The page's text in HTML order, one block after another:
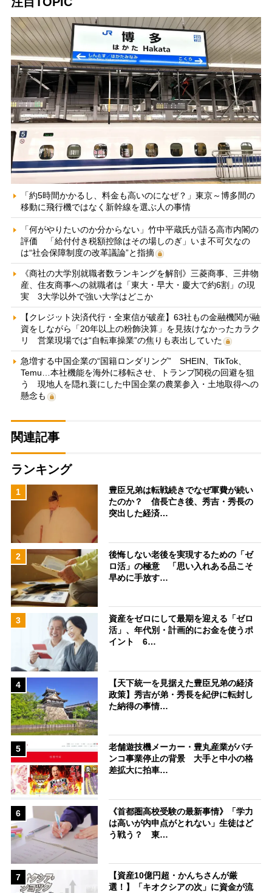
「約5時間かかるし、料金も高いのになぜ？」東京～博多間の
移動に飛行機ではなく新幹線を選ぶ人の事情
「何がやりたいのか分からない」竹中平蔵氏が語る高市内閣の
評価 「給付付き税額控除はその場しのぎ」いま不可欠なの
は“社会保障制度の改革議論”と指摘
《商社の大学別就職者数ランキングを解剖》三菱商事、三井物
産、住友商事への就職者は「東大・早大・慶大で約6割」の現
実 3大学以外で強い大学はどこか
【クレジット決済代行・全東信が破産】63社もの金融機関が融
資をしながら「20年以上の粉飾決算」を見抜けなかったカラク
リ 営業現場では“自転車操業”の焦りも表出していた
急増する中国企業の“国籍ロンダリング” SHEIN、TikTok、
Temu…本社機能を海外に移転させ、トランプ関税の回避を狙
う 現地人を隠れ蓑にした中国企業の農業参入・土地取得への
懸念も
関連記事
ランキング
1
豊臣兄弟は転戦続きでなぜ軍費が続い
たのか？ 信長亡き後、秀吉・秀長の
突出した経済…
2
後悔しない老後を実現するための「ゼ
ロ活」の極意 「思い入れある品こそ
早めに手放す…
3
資産をゼロにして最期を迎える「ゼロ
活」、年代別・計画的にお金を使うポ
イント 6…
4
【天下統一を見据えた豊臣兄弟の経済
政策】秀吉が弟・秀長を紀伊に転封し
た納得の事情…
5
老舗遊技機メーカー・豊丸産業がパチ
ンコ事業停止の背景 大手と中小の格
差拡大に拍車…
6
《首都圏高校受験の最新事情》「学力
は高いが内申点がとれない」生徒はど
う戦う？ 東…
7
【資産10億円超・かんちさんが厳
選！】「キオクシアの次」に資金が流